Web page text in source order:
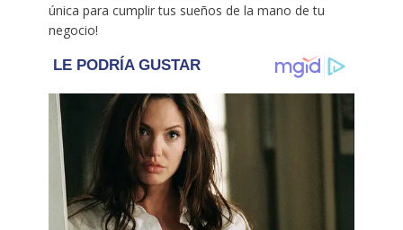
única para cumplir tus sueños de la mano de tu
negocio! ​